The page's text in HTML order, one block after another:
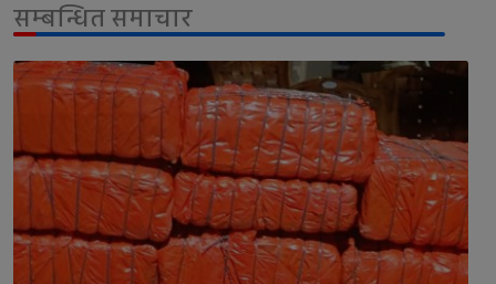
सम्बन्धित समाचार